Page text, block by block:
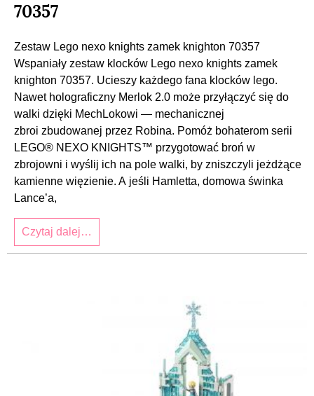
70357
Zestaw Lego nexo knights zamek knighton 70357
Wspaniały zestaw klocków Lego nexo knights zamek
knighton 70357. Ucieszy każdego fana klocków lego.
Nawet holograficzny Merlok 2.0 może przyłączyć się do
walki dzięki MechLokowi — mechanicznej
zbroi zbudowanej przez Robina. Pomóż bohaterom serii
LEGO® NEXO KNIGHTS™ przygotować broń w
zbrojowni i wyślij ich na pole walki, by zniszczyli jeżdżące
kamienne więzienie. A jeśli Hamletta, domowa świnka
Lance’a,
Czytaj dalej…